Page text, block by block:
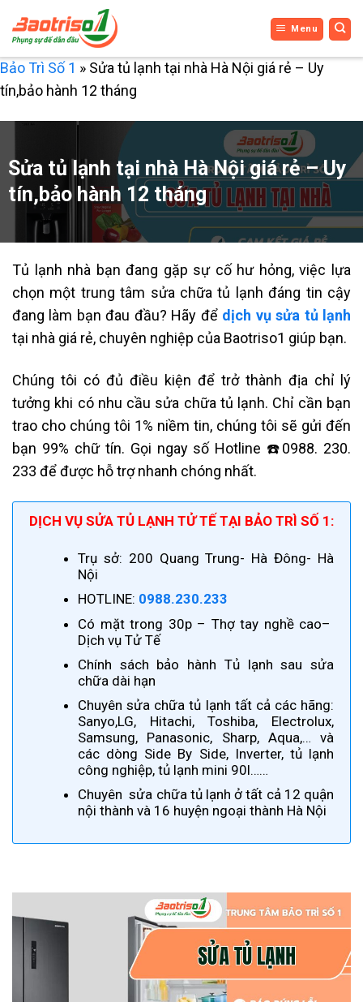
qua
nội
dung
Menu
Bảo Trì Số 1 » Sửa tủ lạnh tại nhà Hà Nội giá rẻ – Uy
tín,bảo hành 12 tháng
Sửa tủ lạnh tại nhà Hà Nội giá rẻ – Uy
tín,bảo hành 12 tháng
Tủ lạnh nhà bạn đang gặp sự cố hư hỏng, việc lựa
chọn một trung tâm sửa chữa tủ lạnh đáng tin cậy
đang làm bạn đau đầu? Hãy để dịch vụ sửa tủ lạnh
tại nhà giá rẻ, chuyên nghiệp của Baotriso1 giúp bạn.
Chúng tôi có đủ điều kiện để trở thành địa chỉ lý
tưởng khi có nhu cầu sửa chữa tủ lạnh. Chỉ cần bạn
trao cho chúng tôi 1% niềm tin, chúng tôi sẽ gửi đến
bạn 99% chữ tín. Gọi ngay số Hotline ☎️0988. 230.
233 để được hỗ trợ nhanh chóng nhất.
DỊCH VỤ SỬA TỦ LẠNH TỬ TẾ TẠI BẢO TRÌ SỐ 1:
Trụ sở: 200 Quang Trung- Hà Đông- Hà
Nội
HOTLINE: 0988.230.233
Có mặt trong 30p – Thợ tay nghề cao–
Dịch vụ Tử Tế
Chính sách bảo hành Tủ lạnh sau sửa
chữa dài hạn
Chuyên sửa chữa tủ lạnh tất cả các hãng:
Sanyo,LG, Hitachi, Toshiba, Electrolux,
Samsung, Panasonic, Sharp, Aqua,… và
các dòng Side By Side, Inverter, tủ lạnh
công nghiệp, tủ lạnh mini 90l……
Chuyên sửa chữa tủ lạnh ở tất cả 12 quận
nội thành và 16 huyện ngoại thành Hà Nội